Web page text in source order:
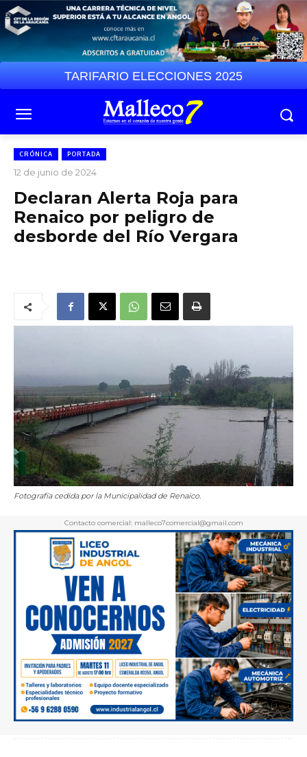
TARIFARIO ELECCIONES 2025
CRÓNICA PORTADA
12 de junio de 2024
Declaran Alerta Roja para
Renaico por peligro de
desborde del Río Vergara
Fotografía cedida por la Municipalidad de Renaico.
Contacto comercial: malleco7comercial@gmail.com